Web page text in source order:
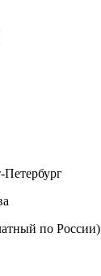
Петербург
по России)